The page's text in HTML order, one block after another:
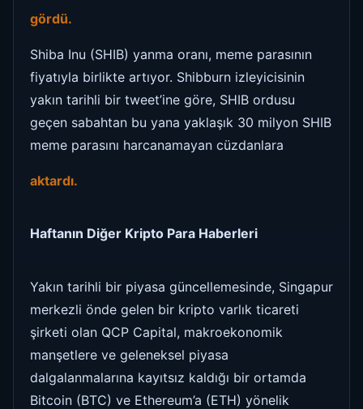
gördü.
Shiba Inu (SHIB) yanma oranı, meme parasının
fiyatıyla birlikte artıyor. Shibburn izleyicisinin
yakın tarihli bir tweet’ine göre, SHIB ordusu
geçen sabahtan bu yana yaklaşık 30 milyon SHIB
meme parasını harcanamayan cüzdanlara
aktardı.
Haftanın Diğer Kripto Para Haberleri
Yakın tarihli bir piyasa güncellemesinde, Singapur
merkezli önde gelen bir kripto varlık ticareti
şirketi olan QCP Capital, makroekonomik
manşetlere ve geleneksel piyasa
dalgalanmalarına kayıtsız kaldığı bir ortamda
Bitcoin (BTC) ve Ethereum’a (ETH) yönelik